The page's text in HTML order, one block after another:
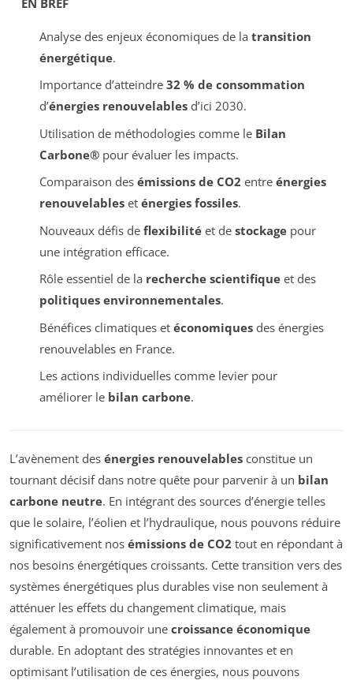
Analyse des enjeux économiques de la transition
énergétique.
Importance d’atteindre 32 % de consommation
d’énergies renouvelablesd’ici 2030.
Utilisation de méthodologies comme le Bilan
Carbone®pour évaluer les impacts.
Comparaison des émissions de CO2 entre énergies
renouvelableset énergies fossiles.
Nouveaux défis de flexibilitéet de stockagepour
une intégration efficace.
Rôle essentiel de la recherche scientifiqueet des
politiques environnementales.
Bénéfices climatiques et économiquesdes énergies
renouvelables en France.
Les actions individuelles comme levier pour
améliorer le bilan carbone.
L’avènement des énergies renouvelables constitue un
tournant décisif dans notre quête pour parvenir à un bilan
carbone neutre. En intégrant des sources d’énergie telles
que le solaire, l’éolien et l’hydraulique, nous pouvons réduire
significativement nos émissions de CO2 tout en répondant à
nos besoins énergétiques croissants. Cette transition vers des
systèmes énergétiques plus durables vise non seulement à
atténuer les effets du changement climatique, mais
également à promouvoir une croissance économique
durable. En adoptant des stratégies innovantes et en
optimisant l’utilisation de ces énergies, nous pouvons